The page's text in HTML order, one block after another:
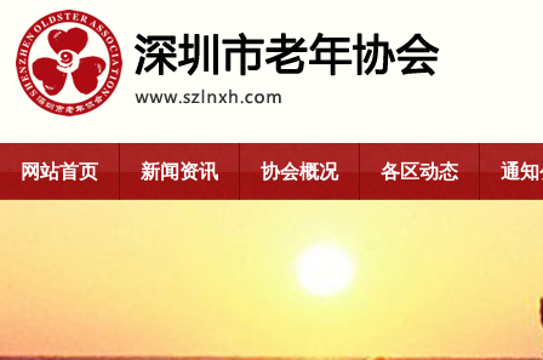
网站首页 新闻资讯 协会概况 各区动态 通